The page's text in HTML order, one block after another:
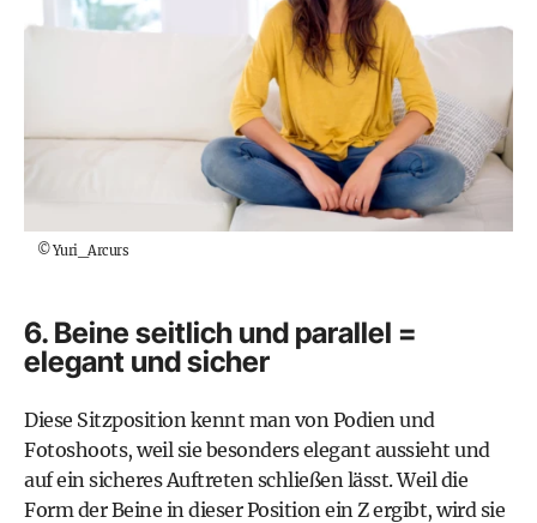
©Yuri_Arcurs
6. Beine seitlich und parallel =
elegant und sicher
Diese Sitzposition kennt man von Podien und
Fotoshoots, weil sie besonders elegant aussieht und
auf ein sicheres Auftreten schließen lässt. Weil die
Form der Beine in dieser Position ein Z ergibt, wird sie